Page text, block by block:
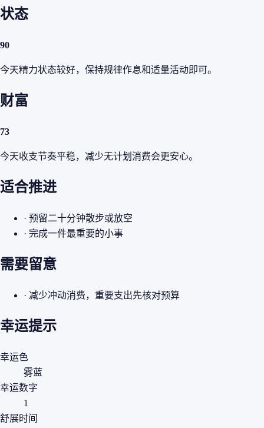
状态
90
今天精力状态较好，保持规律作息和适量活动即可。
财富
73
今天收支节奏平稳，减少无计划消费会更安心。
适合推进
· 预留二十分钟散步或放空
· 完成一件最重要的小事
需要留意
· 减少冲动消费，重要支出先核对预算
幸运提示
幸运色
雾蓝
幸运数字
1
舒展时间